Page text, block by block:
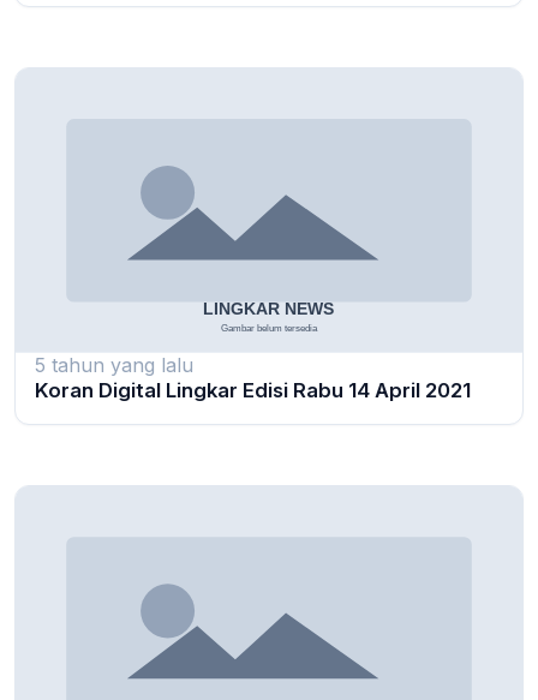
5 tahun yang lalu
Koran Digital Lingkar Edisi Rabu 14 April 2021